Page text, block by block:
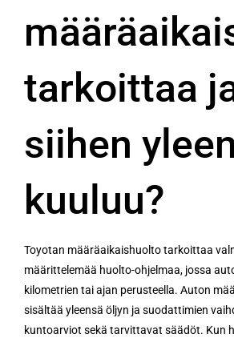
tarkoittaa
siihen
kuuluu?
Toyotan määräaikaishuolto tarkoittaa
määrittelemää huolto-ohjelmaa, jossa
kilometrien tai ajan perusteella. Auton
sisältää yleensä öljyn ja suodattimien
kuntoarviot sekä tarvittavat säädöt. Kun